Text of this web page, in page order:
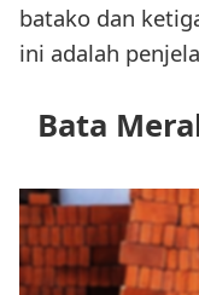
batako dan
ini adalah
Bata